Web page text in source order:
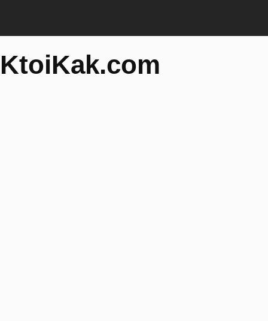
KtoiKak.com